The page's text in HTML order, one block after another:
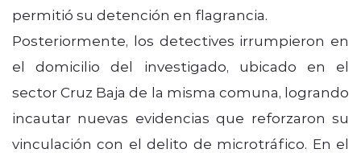
permitió su detención en flagrancia.
Posteriormente, los detectives irrumpieron en
el domicilio del investigado, ubicado en el
sector Cruz Baja de la misma comuna, logrando
incautar nuevas evidencias que reforzaron su
vinculación con el delito de microtráfico. En el